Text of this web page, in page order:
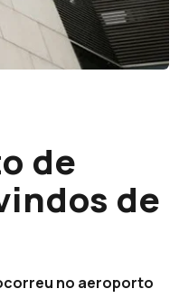
de
de
no aeroporto